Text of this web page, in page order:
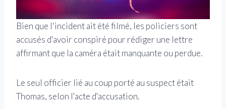
Bien que l'incident ait été filmé, les policiers sont
accusés d'avoir conspiré pour rédiger une lettre
affirmant que la caméra était manquante ou perdue.
Le seul officier lié au coup porté au suspect était
Thomas, selon l'acte d'accusation.